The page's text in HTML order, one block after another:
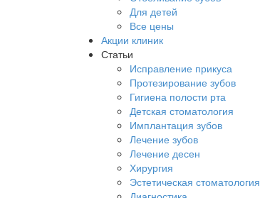
Для детей
Все цены
Акции клиник
Статьи
Исправление прикуса
Протезирование зубов
Гигиена полости рта
Детская стоматология
Имплантация зубов
Лечение зубов
Лечение десен
Хирургия
Эстетическая стоматология